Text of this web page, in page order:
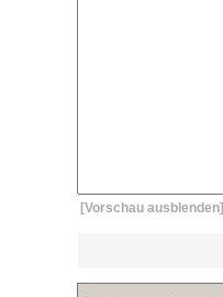
[Vorschau ausblenden]